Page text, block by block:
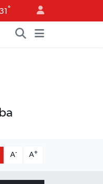
31 °
A- A+